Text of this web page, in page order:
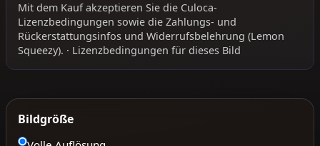
Mit dem Kauf akzeptieren Sie die Culoca-
Lizenzbedingungen sowie die Zahlungs- und
Rückerstattungsinfos und Widerrufsbelehrung (Lemon
Squeezy). · Lizenzbedingungen für dieses Bild
Bildgröße